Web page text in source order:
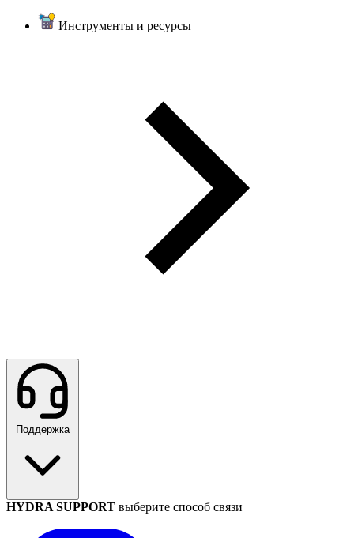
Инструменты и ресурсы
Поддержка
HYDRA SUPPORT выберите способ связи